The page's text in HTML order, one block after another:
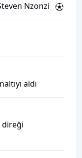
Nzonzi
aldı
direği